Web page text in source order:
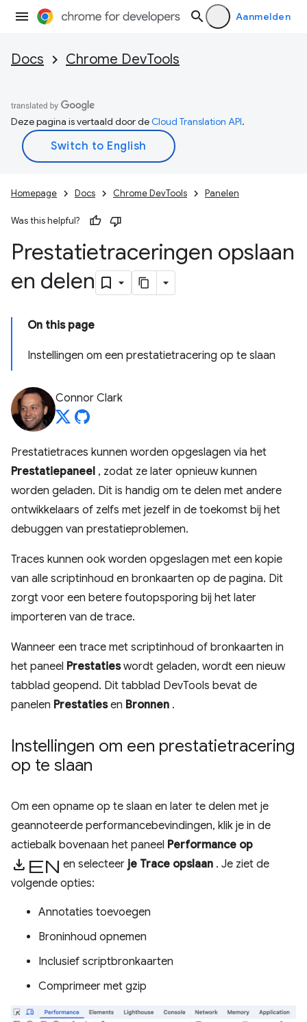
Aanmelden
Docs Chrome DevTools
Deze pagina is vertaald door deCloud Translation API.
Homepage Docs Chrome DevTools Panelen
Was this helpful?
Prestatietraceringen opslaan
en delen
On this page
Instellingen om een ​​prestatietracering op te slaan
Connor Clark
Prestatietraces kunnen worden opgeslagen via het
Prestatiepaneel , zodat ze later opnieuw kunnen
worden geladen. Dit is handig om te delen met andere
ontwikkelaars of zelfs met jezelf in de toekomst bij het
debuggen van prestatieproblemen.
Traces kunnen ook worden opgeslagen met een kopie
van alle scriptinhoud en bronkaarten op de pagina. Dit
zorgt voor een betere foutopsporing bij het later
importeren van de trace.
Wanneer een trace met scriptinhoud of bronkaarten in
het paneel Prestatieswordt geladen, wordt een nieuw
tabblad geopend. Dit tabblad DevTools bevat de
panelen Prestatiesen Bronnen .
Instellingen om een ​​prestatietracering
op te slaan
Om een ​​opname op te slaan en later te delen met je
geannoteerde performancebevindingen, klik je in de
actiebalk bovenaan het paneel Performance op
Downloaden en selecteer je Trace opslaan . Je ziet de
volgende opties:
Annotaties toevoegen
Broninhoud opnemen
Inclusief scriptbronkaarten
Comprimeer met gzip